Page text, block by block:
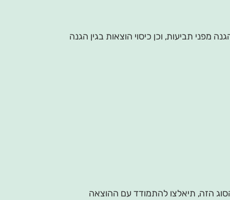
תביעות, וכן כיסוי הוצאות בגין הגנה
הזה, תיאלצו להתמודד עם ההוצאה